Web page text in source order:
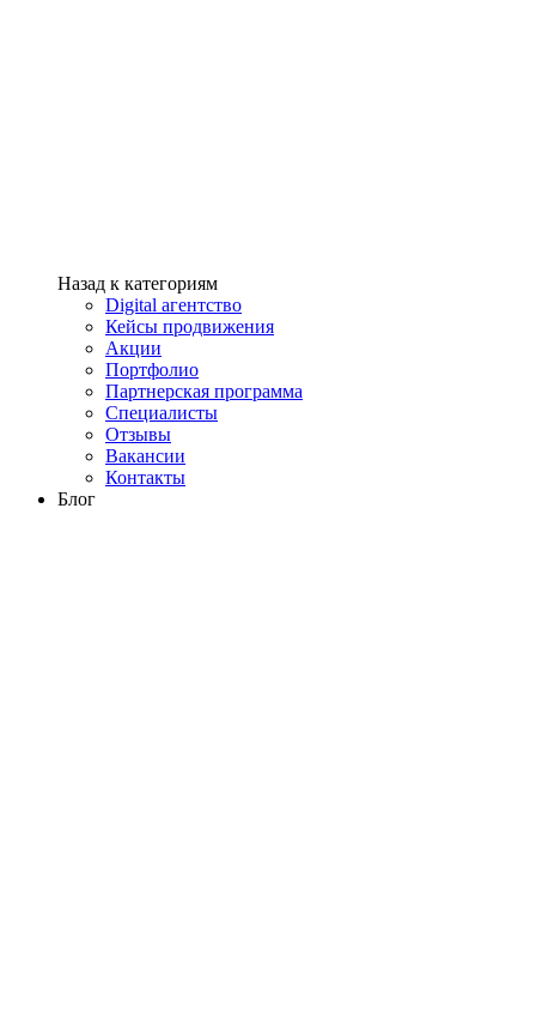
Назад к категориям
Digital агентство
Кейсы продвижения
Акции
Портфолио
Партнерская программа
Специалисты
Отзывы
Вакансии
Контакты
Блог